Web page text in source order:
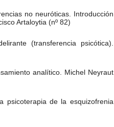
no neuróticas. Introducción
Artaloytia (nº 82)
(transferencia psicótica).
analítico. Michel Neyraut
psicoterapia de la esquizofrenia